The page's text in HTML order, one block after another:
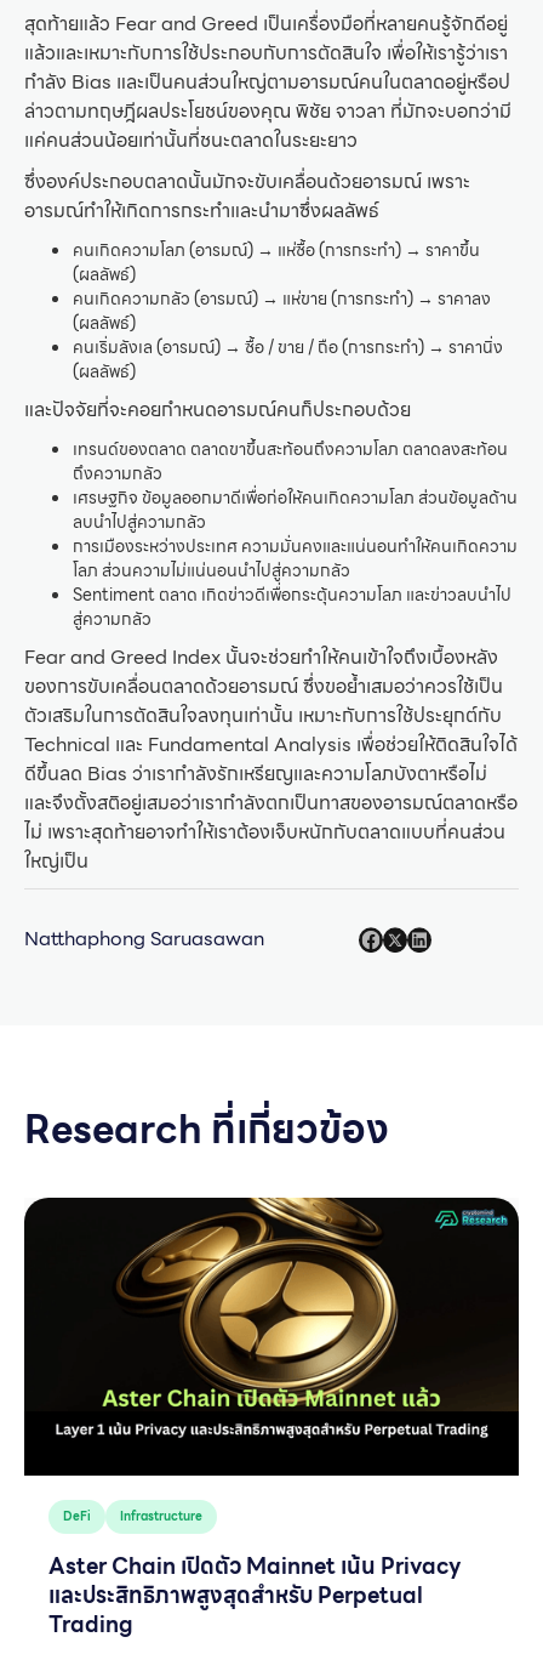
สุดท้ายแล้ว Fear and Greed เป็นเครื่องมือที่หลายคนรู้จักดีอยู่
แล้วและเหมาะกับการใช้ประกอบกับการตัดสินใจ เพื่อให้เรารู้ว่าเรา
กำลัง Bias และเป็นคนส่วนใหญ่ตามอารมณ์คนในตลาดอยู่หรือป
ล่าวตามทฤษฎีผลประโยชน์ของคุณ พิชัย จาวลา ที่มักจะบอกว่ามี
แค่คนส่วนน้อยเท่านั้นที่ชนะตลาดในระยะยาว
ซึ่งองค์ประกอบตลาดนั้นมักจะขับเคลื่อนด้วยอารมณ์ เพราะ
อารมณ์ทำให้เกิดการกระทำและนำมาซึ่งผลลัพธ์
คนเกิดความโลภ (อารมณ์) → แห่ซื้อ (การกระทำ) → ราคาขึ้น
(ผลลัพธ์)
คนเกิดความกลัว (อารมณ์) → แห่ขาย (การกระทำ) → ราคาลง
(ผลลัพธ์)
คนเริ่มลังเล (อารมณ์) → ซื้อ / ขาย / ถือ (การกระทำ) → ราคานิ่ง
(ผลลัพธ์)
และปัจจัยที่จะคอยกำหนดอารมณ์คนก็ประกอบด้วย
เทรนด์ของตลาด ตลาดขาขึ้นสะท้อนถึงความโลภ ตลาดลงสะท้อน
ถึงความกลัว
เศรษฐกิจ ข้อมูลออกมาดีเพื่อก่อให้คนเกิดความโลภ ส่วนข้อมูลด้าน
ลบนำไปสู่ความกลัว
การเมืองระหว่างประเทศ ความมั่นคงและแน่นอนทำให้คนเกิดความ
โลภ ส่วนความไม่แน่นอนนำไปสู่ความกลัว
Sentiment ตลาด เกิดข่าวดีเพื่อกระตุ้นความโลภ และข่าวลบนำไป
สู่ความกลัว
Fear and Greed Index นั้นจะช่วยทำให้คนเข้าใจถึงเบื้องหลัง
ของการขับเคลื่อนตลาดด้วยอารมณ์ ซึ่งขอย้ำเสมอว่าควรใช้เป็น
ตัวเสริมในการตัดสินใจลงทุนเท่านั้น เหมาะกับการใช้ประยุกต์กับ
Technical และ Fundamental Analysis เพื่อช่วยให้ติดสินใจได้
ดีขึ้นลด Bias ว่าเรากำลังรักเหรียญและความโลภบังตาหรือไม่
และจึงตั้งสติอยู่เสมอว่าเรากำลังตกเป็นทาสของอารมณ์ตลาดหรือ
ไม่ เพราะสุดท้ายอาจทำให้เราต้องเจ็บหนักกับตลาดแบบที่คนส่วน
ใหญ่เป็น
Natthaphong Saruasawan
Research ที่เกี่ยวข้อง
DeFi Infrastructure
Aster Chain เปิดตัว Mainnet เน้น Privacy
และประสิทธิภาพสูงสุดสำหรับ Perpetual
Trading